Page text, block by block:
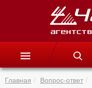
Главная Вопрос-ответ